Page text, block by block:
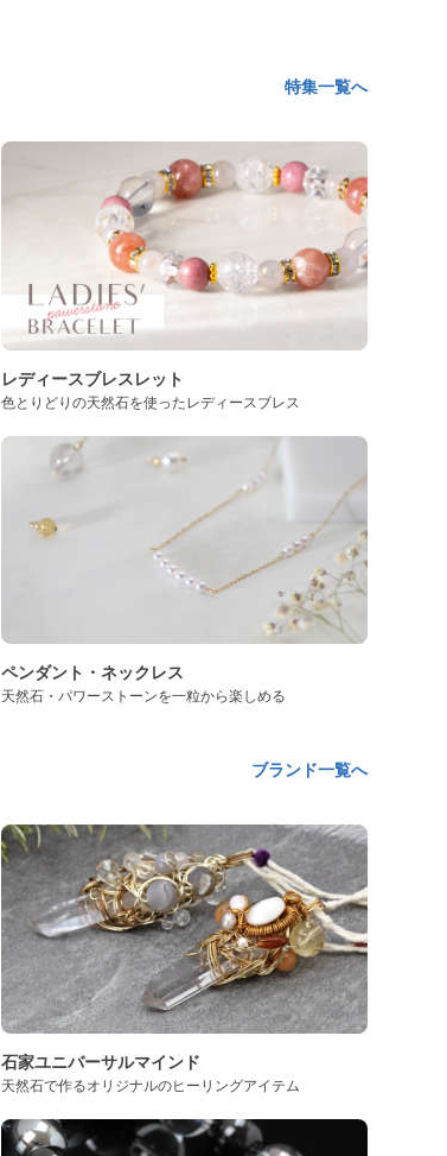
特集一覧へ
レディースブレスレット
色とりどりの天然石を使ったレディースブレス
ペンダント・ネックレス
天然石・パワーストーンを一粒から楽しめる
ブランド一覧へ
石家ユニバーサルマインド
天然石で作るオリジナルのヒーリングアイテム